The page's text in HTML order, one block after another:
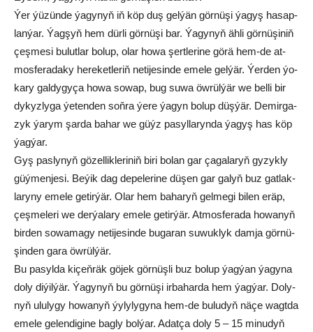
Ýer ýü­zün­de ýa­gy­nyň iň köp duş gel­ýän gör­nü­şi ýa­gyş ha­sap­
lan­ýar. Ýag­şyň hem dür­li gör­nü­şi bar. Ýa­gy­nyň äh­li gör­nü­şi­niň
çeş­me­si bu­lut­lar bo­lup, olar ho­wa şert­le­ri­ne gö­rä hem-de at­
mos­fe­ra­da­ky he­re­ket­le­riň ne­ti­je­sin­de eme­le gel­ýär. Ýer­den ýo­
ka­ry gal­dy­gy­ça ho­wa so­wap, bug su­wa öw­rül­ýär we bel­li bir
dy­kyz­ly­ga ýe­ten­den soň­ra ýe­re ýa­gyn bo­lup düş­ýär. De­mir­ga­
zyk ýa­rym şar­da ba­har we güýz pa­syl­la­ryn­da ýa­gyş has köp
ýag­ýar.
Gyş pas­ly­nyň gö­zel­lik­le­ri­niň bi­ri bo­lan gar ça­ga­la­ryň gy­zyk­ly
güý­men­je­si. Be­ýik dag de­pe­le­ri­ne dü­şen gar ga­lyň buz gat­lak­
la­ry­ny eme­le ge­tir­ýär. Olar hem ba­ha­ryň gel­me­gi bi­len eräp,
çeş­me­le­ri we der­ýa­la­ry eme­le ge­tir­ýär. At­mos­fe­ra­da ho­wa­nyň
bir­den so­wa­ma­gy ne­ti­je­sin­de bu­ga­ran su­wuk­lyk dam­ja gör­nü­
şin­den ga­ra öw­rül­ýär.
Bu pa­syl­da ki­çeň­räk gö­jek gör­nüş­li buz bo­lup ýag­ýan ýa­gy­na
do­ly di­ýil­ýär. Ýa­gy­nyň bu gör­nü­şi ir­ba­har­da hem ýag­ýar. Do­ly­
nyň ulu­ly­gy ho­wa­nyň ýy­ly­ly­gy­na hem-de bu­lu­dyň nä­çe wagt­da
eme­le ge­len­di­gi­ne bag­ly bol­ýar. Adat­ça do­ly 5 – 15 mi­nu­dyň